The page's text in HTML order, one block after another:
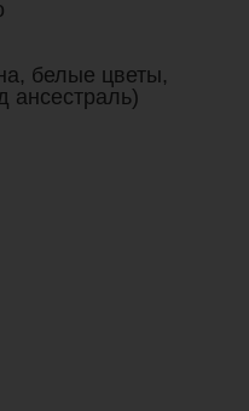
белые цветы,
ансестраль)